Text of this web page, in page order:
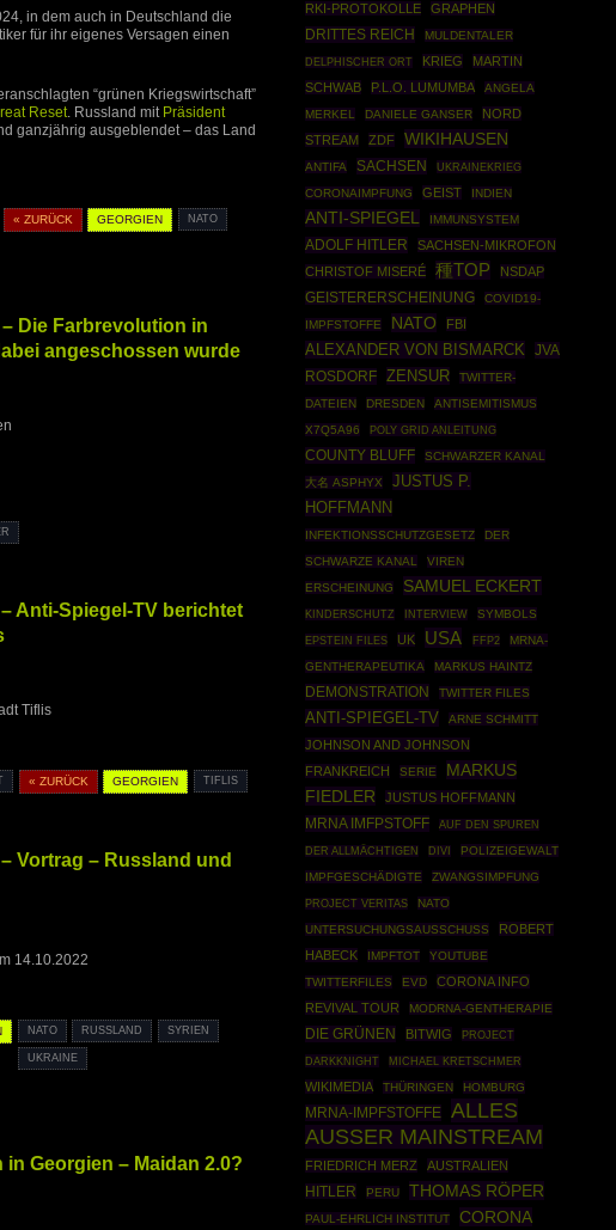
in dem auch in Deutschland die
für ihr eigenes Versagen einen
“grünen Kriegswirtschaft”
Reset. Russland mit Präsident
ganzjährig ausgeblendet – das Land
« ZURÜCK GEORGIEN NATO
Die Farbrevolution in
angeschossen wurde
Anti-Spiegel-TV berichtet
Tiflis
« ZURÜCK GEORGIEN TIFLIS
Vortrag – Russland und
14.10.2022
NATO RUSSLAND SYRIEN
UKRAINE
in Georgien – Maidan 2.0?
RKI-PROTOKOLLE GRAPHEN
DRITTES REICH MULDENTALER
DELPHISCHER ORT KRIEG
MARTIN
SCHWAB
P.L.O. LUMUMBA
ANGELA
MERKEL
DANIELE GANSER
NORD
STREAM
ZDF WIKIHAUSEN
ANTIFA SACHSEN
UKRAINEKRIEG
CORONAIMPFUNG
GEIST INDIEN
ANTI-SPIEGEL IMMUNSYSTEM
ADOLF HITLER
SACHSEN-MIKROFON
CHRISTOF MISERÉ
種TOP
NSDAP
GEISTERERSCHEINUNG
COVID19-
IMPFSTOFFE
NATO FBI
ALEXANDER VON BISMARCK
JVA
ROSDORF ZENSUR
TWITTER-
DATEIEN
DRESDEN
ANTISEMITISMUS
X7Q5A96
POLY GRID ANLEITUNG
COUNTY BLUFF
SCHWARZER KANAL
大名 ASPHYX
JUSTUS P.
HOFFMANN
INFEKTIONSSCHUTZGESETZ
DER
SCHWARZE KANAL
VIREN
ERSCHEINUNG
SAMUEL ECKERT
KINDERSCHUTZ INTERVIEW
SYMBOLS
EPSTEIN FILES
UK USA FFP2
MRNA-
GENTHERAPEUTIKA
MARKUS HAINTZ
DEMONSTRATION TWITTER FILES
ANTI-SPIEGEL-TV ARNE SCHMITT
JOHNSON AND JOHNSON
FRANKREICH
SERIE
MARKUS
FIEDLER
JUSTUS HOFFMANN
MRNA IMFPSTOFF AUF DEN SPUREN
DER ALLMÄCHTIGEN DIVI
POLIZEIGEWALT
IMPFGESCHÄDIGTE
ZWANGSIMPFUNG
PROJECT VERITAS
NATO
UNTERSUCHUNGSAUSSCHUSS
ROBERT
HABECK
IMPFTOT
YOUTUBE
TWITTERFILES
EVD
CORONA INFO
REVIVAL TOUR
MODRNA-GENTHERAPIE
DIE GRÜNEN BITWIG
PROJECT
DARKKNIGHT
MICHAEL KRETSCHMER
WIKIMEDIA THÜRINGEN HOMBURG
MRNA-IMPFSTOFFE ALLES
AUSSER MAINSTREAM
FRIEDRICH MERZ AUSTRALIEN
HITLER PERU THOMAS RÖPER
PAUL-EHRLICH INSTITUT
CORONA